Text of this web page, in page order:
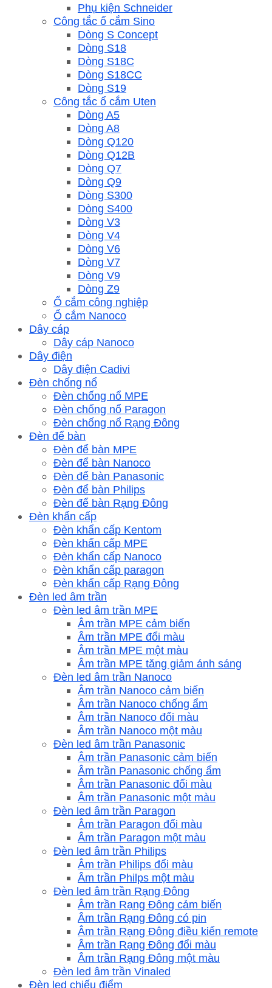
Phụ kiện Schneider
Công tắc ổ cắm Sino
Dòng S Concept
Dòng S18
Dòng S18C
Dòng S18CC
Dòng S19
Công tắc ổ cắm Uten
Dòng A5
Dòng A8
Dòng Q120
Dòng Q12B
Dòng Q7
Dòng Q9
Dòng S300
Dòng S400
Dòng V3
Dòng V4
Dòng V6
Dòng V7
Dòng V9
Dòng Z9
Ổ cắm công nghiệp
Ổ cắm Nanoco
Dây cáp
Dây cáp Nanoco
Dây điện
Dây điện Cadivi
Đèn chống nổ
Đèn chống nổ MPE
Đèn chống nổ Paragon
Đèn chống nổ Rạng Đông
Đèn để bàn
Đèn để bàn MPE
Đèn để bàn Nanoco
Đèn để bàn Panasonic
Đèn để bàn Philips
Đèn để bàn Rạng Đông
Đèn khẩn cấp
Đèn khẩn cấp Kentom
Đèn khẩn cấp MPE
Đèn khẩn cấp Nanoco
Đèn khẩn cấp paragon
Đèn khẩn cấp Rạng Đông
Đèn led âm trần
Đèn led âm trần MPE
Âm trần MPE cảm biến
Âm trần MPE đổi màu
Âm trần MPE một màu
Âm trần MPE tăng giảm ánh sáng
Đèn led âm trần Nanoco
Âm trần Nanoco cảm biến
Âm trần Nanoco chống ẩm
Âm trần Nanoco đổi màu
Âm trần Nanoco một màu
Đèn led âm trần Panasonic
Âm trần Panasonic cảm biến
Âm trần Panasonic chống ẩm
Âm trần Panasonic đổi màu
Âm trần Panasonic một màu
Đèn led âm trần Paragon
Âm trần Paragon đổi màu
Âm trần Paragon một màu
Đèn led âm trần Philips
Âm trần Philips đổi màu
Âm trần Philps một màu
Đèn led âm trần Rạng Đông
Âm trần Rạng Đông cảm biến
Âm trần Rạng Đông có pin
Âm trần Rạng Đông điều kiển remote
Âm trần Rạng Đông đổi màu
Âm trần Rạng Đông một màu
Đèn led âm trần Vinaled
Đèn led chiếu điểm